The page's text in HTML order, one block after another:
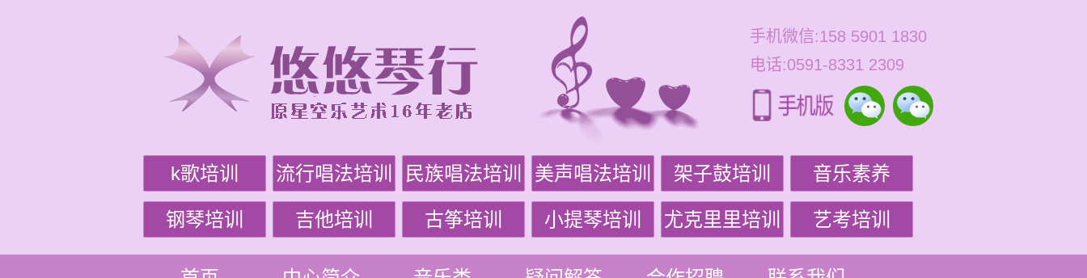
手机微信:158 5901 1830
电话:0591-8331 2309
k歌培训 流行唱法培训 民族唱法培训 美声唱法培训 架子鼓培训 音乐素养
钢琴培训 吉他培训 古筝培训 小提琴培训 尤克里里培训 艺考培训